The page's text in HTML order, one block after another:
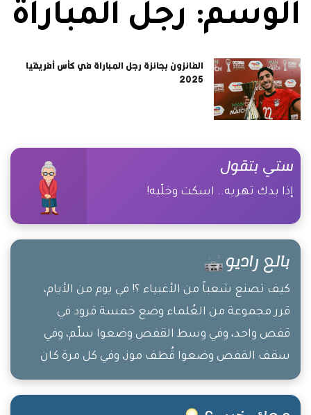
الوسم: رجل المباراة
الفائزون بجائزة رجل المباراة في كأس أفريقيا
2025
ستي بتقول
إذا بدك تهريه.. اسكت وخلّيه!
بالع راديو
كيف تصنع شعباً من الأغبياء ؟! في يوم من الأيام،
قرر مجموعة من العُلماء وضع خمسة قرود في
قفص واحد، وفي وسط القفص وضعوا سلّم، وفي
سقف القفص وضعوا قُطف موز، وفي كل مرة كان
يصعد أحد القرود ليأخذ موزة، كان العُلماء يرشّون